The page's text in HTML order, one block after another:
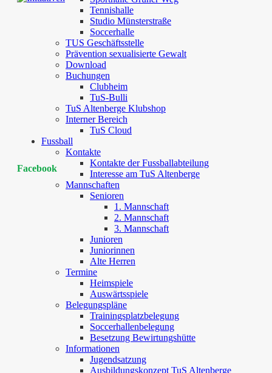
Tennishalle
Studio Münsterstraße
Soccerhalle
TUS Geschäftsstelle
Prävention sexualisierte Gewalt
Download
Buchungen
Clubheim
TuS-Bulli
TuS Altenberge Klubshop
Interner Bereich
TuS Cloud
Fussball
Kontakte
Kontakte der Fussballabteilung
Interesse am TuS Altenberge
Mannschaften
Senioren
1. Mannschaft
2. Mannschaft
3. Mannschaft
Junioren
Juniorinnen
Alte Herren
Termine
Heimspiele
Auswärtsspiele
Belegungspläne
Trainingsplatzbelegung
Soccerhallenbelegung
Besetzung Bewirtungshütte
Informationen
Jugendsatzung
Ausbildungskonzept TuS Altenberge
Facebook